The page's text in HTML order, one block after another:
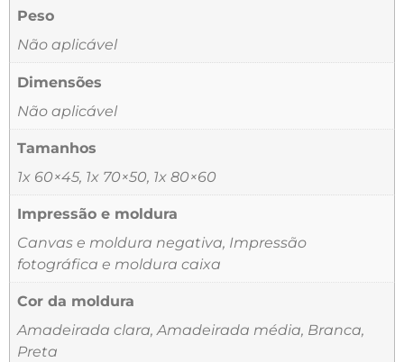
Peso
Não aplicável
Dimensões
Não aplicável
Tamanhos
1x 60×45, 1x 70×50, 1x 80×60
Impressão e moldura
Canvas e moldura negativa, Impressão
fotográfica e moldura caixa
Cor da moldura
Amadeirada clara, Amadeirada média, Branca,
Preta